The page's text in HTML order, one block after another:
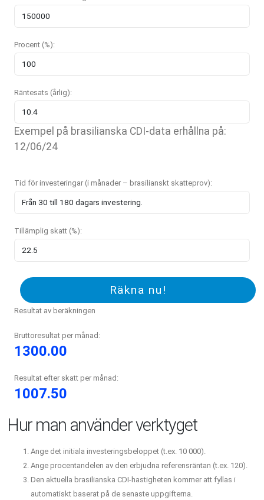
Procent (%):
Räntesats (årlig):
Exempel på brasilianska CDI-data erhållna på:
12/06/24
Tid för investeringar (i månader – brasilianskt skatteprov):
Tillämplig skatt (%):
Räkna nu!
Resultat av beräkningen
Bruttoresultat per månad:
1300.00
Resultat efter skatt per månad:
1007.50
Hur man använder verktyget
Ange det initiala investeringsbeloppet (t.ex. 10 000).
Ange procentandelen av den erbjudna referensräntan (t.ex. 120).
Den aktuella brasilianska CDI-hastigheten kommer att fyllas i
automatiskt baserat på de senaste uppgifterna.